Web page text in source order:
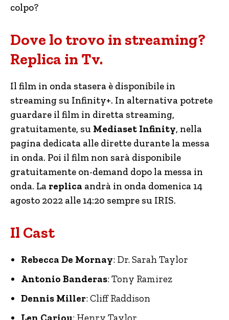
colpo?
Dove lo trovo in streaming?
Replica in Tv.
Il film in onda stasera è disponibile in
streaming su Infinity+. In alternativa potrete
guardare il film in diretta streaming,
gratuitamente, su Mediaset Infinity, nella
pagina dedicata alle dirette durante la messa
in onda. Poi il film non sarà disponibile
gratuitamente on-demand dopo la messa in
onda. La replica andrà in onda domenica 14
agosto 2022 alle 14:20 sempre su IRIS.
Il Cast
Rebecca De Mornay: Dr. Sarah Taylor
Antonio Banderas: Tony Ramirez
Dennis Miller: Cliff Raddison